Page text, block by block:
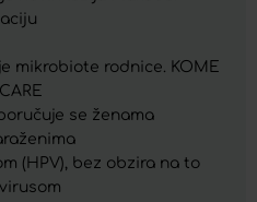
mikrobiote rodnice. KOME
se ženama
(HPV), bez obzira na to